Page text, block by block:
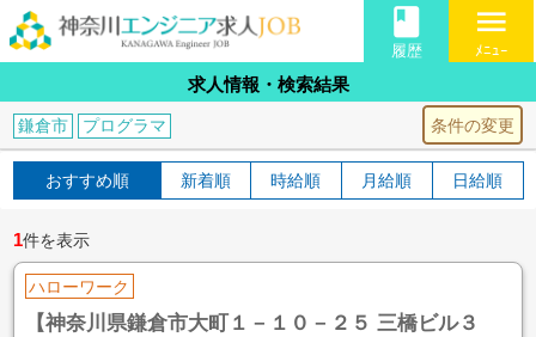
book
履歴
menu
ﾒﾆｭｰ
求人情報・検索結果
条件の変更
鎌倉市 プログラマ
おすすめ順 新着順 時給順 月給順 日給順
1件を表示
ハローワーク
【神奈川県鎌倉市大町１－１０－２５ 三橋ビル３